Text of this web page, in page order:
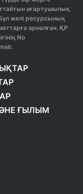
ағартушылық
желі ресурсының
арналған. ҚР
No
ҒЫЛЫМ